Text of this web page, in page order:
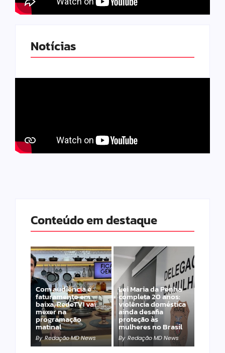
Notícias
Conteúdo em destaque
Com audiência e
faturamento em
baixa, RedeTV! vai
mexer na
programação
matinal
By Redação MD News
Lei Maria da Penha
completa 20 anos:
violência doméstica
ainda desafia
proteção às
mulheres no Brasil
By Redação MD News